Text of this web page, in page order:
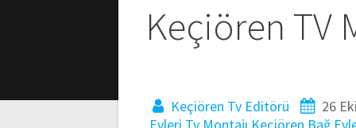
Keçiören TV
Keçiören Tv Editörü
26
Yazı